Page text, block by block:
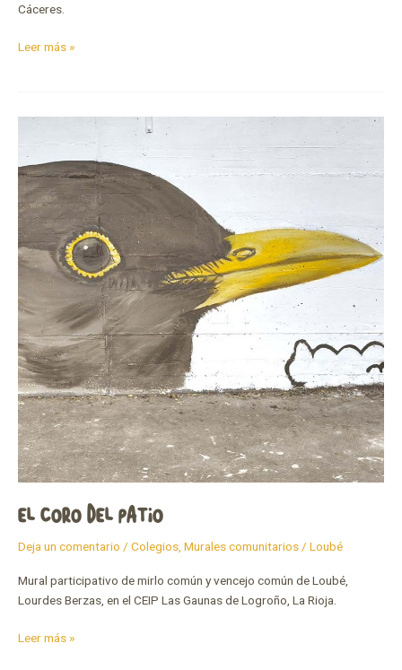
Cáceres.
Leer más »
EL CORO DEL PATIO
Deja un comentario / Colegios, Murales comunitarios/ Loubé
Mural participativo de mirlo común y vencejo común de Loubé,
Lourdes Berzas, en el CEIP Las Gaunas de Logroño, La Rioja.
del
patio
Leer más »